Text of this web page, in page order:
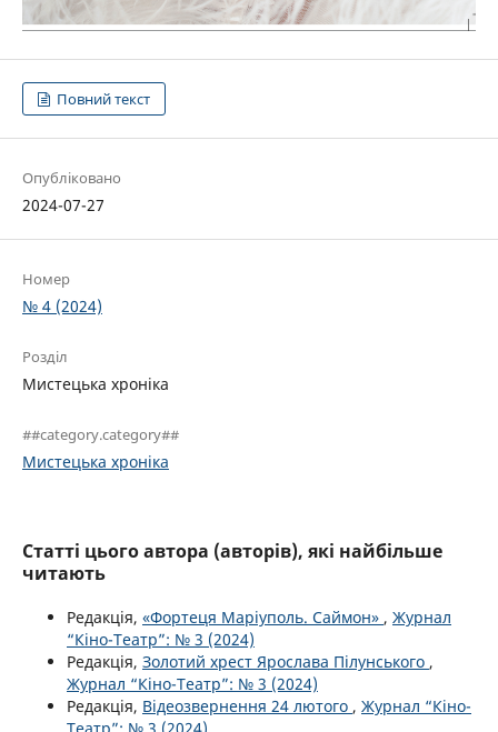
Повний текст
Опубліковано
2024-07-27
Номер
№ 4 (2024)
Розділ
Мистецька хроніка
##category.category##
Мистецька хроніка
Статті цього автора (авторів), які найбільше
читають
Редакція, «Фортеця Маріуполь. Саймон» , Журнал
“Кіно-Театр”: № 3 (2024)
Редакція, Золотий хрест Ярослава Пілунського ,
Журнал “Кіно-Театр”: № 3 (2024)
Редакція, Відеозвернення 24 лютого , Журнал “Кіно-